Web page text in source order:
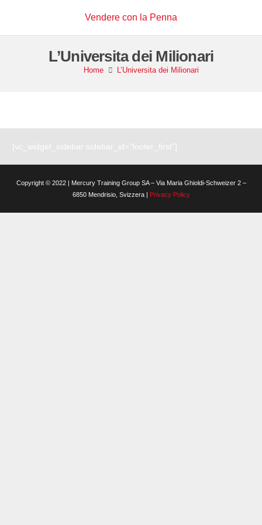
Vendere con la Penna
L’Universita dei Milionari
Home L’Universita dei Milionari
[vc_widget_sidebar sidebar_id=”footer_first”]
Copyright © 2022 | Mercury Training Group SA – Via Maria Ghioldi-Schweizer 2 –
6850 Mendrisio, Svizzera | Privacy Policy